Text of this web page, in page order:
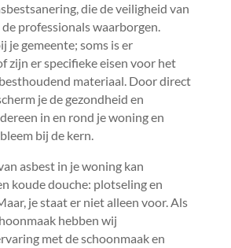
die de veiligheid van
professionals waarborgen.​
je gemeente; soms is er
zijn er specifieke eisen voor het
materiaal.​ Door direct
je de gezondheid en
in en rond je woning en
bij de kern.​
asbest in je woning kan
koude douche: plotseling en
je staat er niet alleen voor.​ Als
hebben wij
met de schoonmaak en